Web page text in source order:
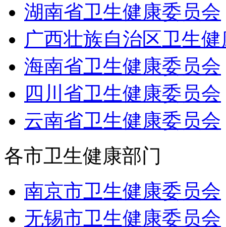
湖南省卫生健康委员会
广西壮族自治区卫生
海南省卫生健康委员会
四川省卫生健康委员会
云南省卫生健康委员会
各市卫生健康部门
南京市卫生健康委员会
无锡市卫生健康委员会